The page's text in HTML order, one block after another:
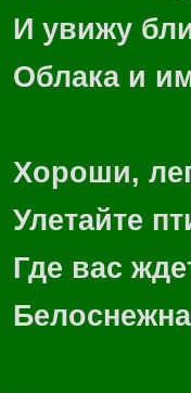
И увижу
Облака и
Хороши,
Улетайте
Где вас